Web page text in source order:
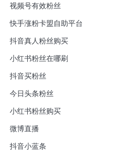
视频号有效粉丝
快手涨粉卡盟自助平台
抖音真人粉丝购买
小红书粉丝在哪刷
抖音买粉丝
今日头条粉丝
小红书粉丝购买
微博直播
抖音小蓝条